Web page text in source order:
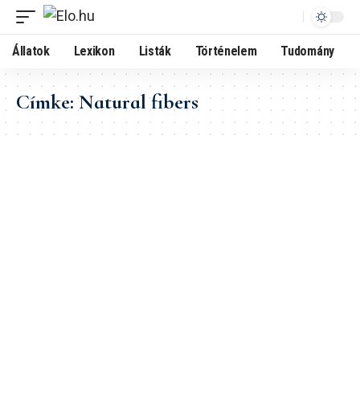
Állatok Lexikon Listák Történelem Tudomány
Címke:Natural fibers